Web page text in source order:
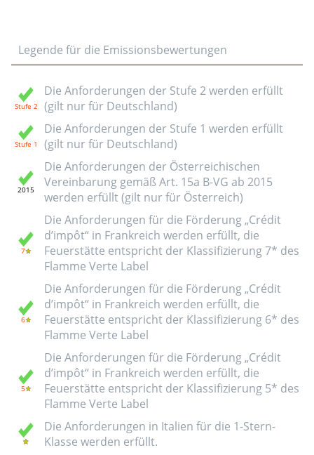
Legende für die Emissionsbewertungen
Die Anforderungen der Stufe 2 werden erfüllt
(gilt nur für Deutschland)
Die Anforderungen der Stufe 1 werden erfüllt
(gilt nur für Deutschland)
Die Anforderungen der Österreichischen
Vereinbarung gemäß Art. 15a B-VG ab 2015
werden erfüllt (gilt nur für Österreich)
Die Anforderungen für die Förderung „Crédit
d’impôt“ in Frankreich werden erfüllt, die
Feuerstätte entspricht der Klassifizierung 7* des
Flamme Verte Label
Die Anforderungen für die Förderung „Crédit
d’impôt“ in Frankreich werden erfüllt, die
Feuerstätte entspricht der Klassifizierung 6* des
Flamme Verte Label
Die Anforderungen für die Förderung „Crédit
d’impôt“ in Frankreich werden erfüllt, die
Feuerstätte entspricht der Klassifizierung 5* des
Flamme Verte Label
Die Anforderungen in Italien für die 1-Stern-
Klasse werden erfüllt.